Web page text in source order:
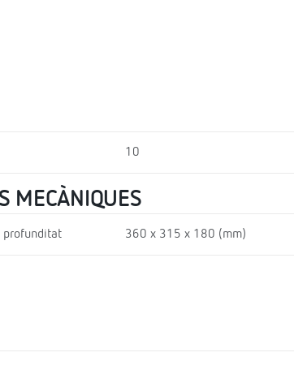
10
MECÀNIQUES
profunditat 360 x 315 x 180 (mm)